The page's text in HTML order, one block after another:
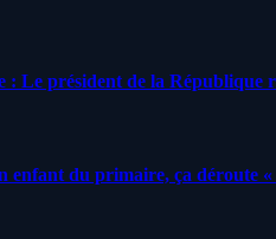
Le président de la République
enfant du primaire, ça déroute «